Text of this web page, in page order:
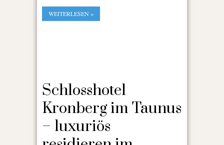
WEITERLESEN »
Schlosshotel
Kronberg im Taunus
– luxuriös